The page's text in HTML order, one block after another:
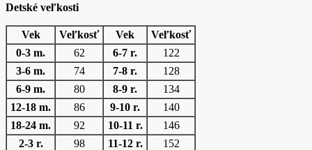
Detské veľkosti
Vek Veľkosť Vek
Veľkosť
0-3 m.
62 6-7 r.
122
3-6 m.
74 7-8 r.
128
6-9 m.
80 8-9 r.
134
12-18 m.
86 9-10 r.
140
18-24 m.
92 10-11 r.
146
2-3 r.
98 11-12 r.
152